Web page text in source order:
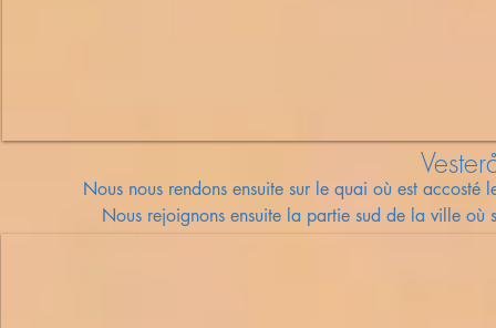
Nous nous rendons ensuite sur le quai où est accosté
Nous rejoignons ensuite la partie sud de la ville où